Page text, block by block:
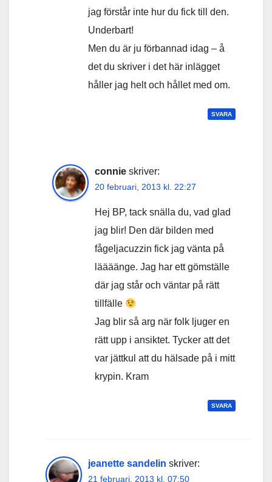
jag förstår inte hur du fick till den.
Underbart!
Men du är ju förbannad idag – å
det du skriver i det här inlägget
håller jag helt och hållet med om.
SVARA
connie skriver:
20 februari, 2013 kl. 22:27
Hej BP, tack snälla du, vad glad
jag blir! Den där bilden med
fågeljacuzzin fick jag vänta på
läääänge. Jag har ett gömställe
där jag står och väntar på rätt
tillfälle
Jag blir så arg när folk ljuger en
rätt upp i ansiktet. Tycker att det
var jättkul att du hälsade på i mitt
krypin. Kram
SVARA
jeanette sandelin skriver:
21 februari, 2013 kl. 07:50